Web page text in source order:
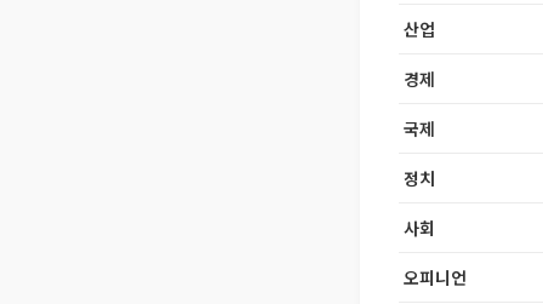
산업
경제
국제
정치
사회
오피니언